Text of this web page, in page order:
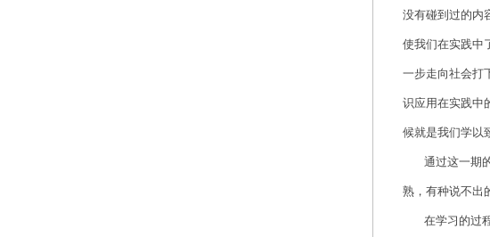
没有碰到过的内
使我们在实践中
一步走向社会打
识应用在实践中
候就是我们学以
通过这一期
熟，有种说不出
在学习的过